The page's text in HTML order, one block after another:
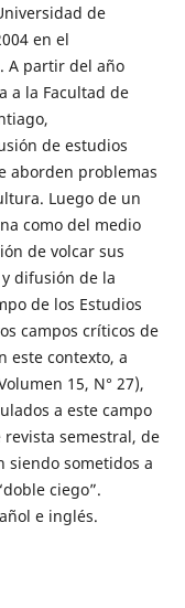
de
en el
A partir del año
a la Facultad de
de estudios
aborden problemas
Luego de un
como del medio
de volcar sus
difusión de la
de los Estudios
campos críticos de
este contexto, a
15, N° 27),
a este campo
semestral, de
siendo sometidos a
ciego”.
e inglés.